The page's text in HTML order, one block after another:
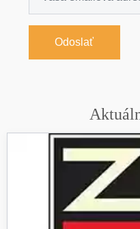
Odoslať